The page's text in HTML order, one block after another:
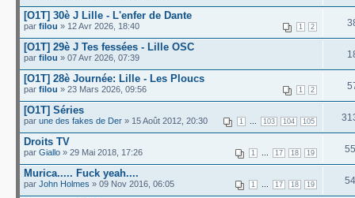
[O1T] 30è J Lille - L'enfer de Dante
1 2
par filou » 12 Avr 2026, 18:40
[O1T] 29è J Tes fessées - Lille OSC
par filou » 07 Avr 2026, 07:39
[O1T] 28è Journée: Lille - Les Ploucs
1 2
par filou » 23 Mars 2026, 09:56
[O1T] Séries
1 103 104 105
par une des fakes de Der » 15 Août 2012, 20:30
Droits TV
1 17 18 19
par Giallo » 29 Mai 2018, 17:26
Murica..... Fuck yeah....
1 17 18 19
par John Holmes » 09 Nov 2016, 06:05